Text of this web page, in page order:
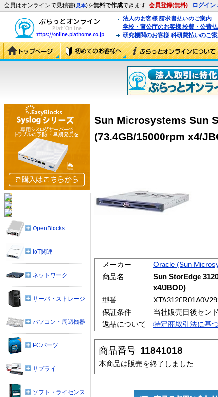
会員はオンラインで見積書(見本)を無料で作成できます 会員登録(無料) ログイン
法人のお客様 請求書払いのご案内
学校・官公庁のお客様 校費・公費
研究機関のお客様 科研費払いのご
Sun Microsystems Sun
(73.4GB/15000rpm x4/
メーカー
Oracle (Sun
商品名
Sun StorEdge
x4/JBOD)
型番
保証条件
当社販売日後セン
返品について
特定商取引法に基
商品番号 11841018
本商品は販売を終了しました
OpenBlocks
IoT関連
ネットワーク
サーバ・ストレージ
パソコン・周辺機器
PCパーツ
サプライ
ソフト・ライセンス